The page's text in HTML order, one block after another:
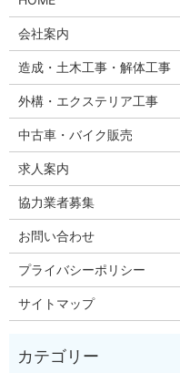
会社案内
造成・土木工事・解体工事
外構・エクステリア工事
中古車・バイク販売
求人案内
協力業者募集
お問い合わせ
プライバシーポリシー
サイトマップ